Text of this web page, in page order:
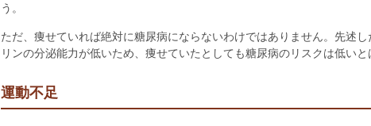
う。
ただ、痩せていれば絶対に糖尿病にならないわけではありません。先述
リンの分泌能力が低いため、痩せていたとしても糖尿病のリスクは低いと
運動不足